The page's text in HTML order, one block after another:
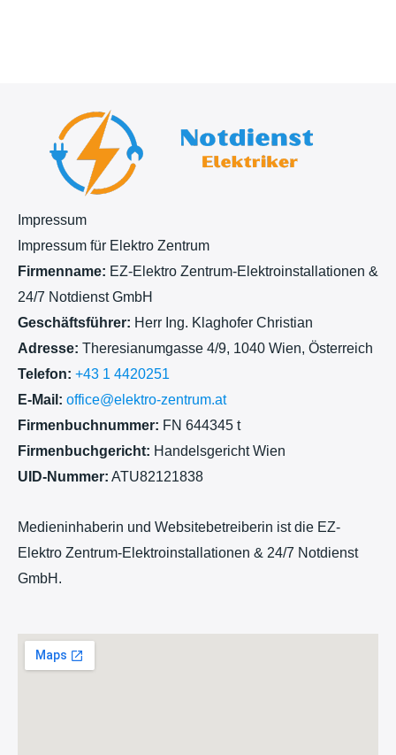
Impressum
Impressum für Elektro Zentrum
Firmenname: EZ-Elektro Zentrum-Elektroinstallationen &
24/7 Notdienst GmbH
Geschäftsführer: Herr Ing. Klaghofer Christian
Adresse: Theresianumgasse 4/9, 1040 Wien, Österreich
Telefon: +43 1 4420251
E-Mail: office@elektro-zentrum.at
Firmenbuchnummer: FN 644345 t
Firmenbuchgericht: Handelsgericht Wien
UID-Nummer: ATU82121838
Medieninhaberin und Websitebetreiberin ist die EZ-
Elektro Zentrum-Elektroinstallationen & 24/7 Notdienst
GmbH.